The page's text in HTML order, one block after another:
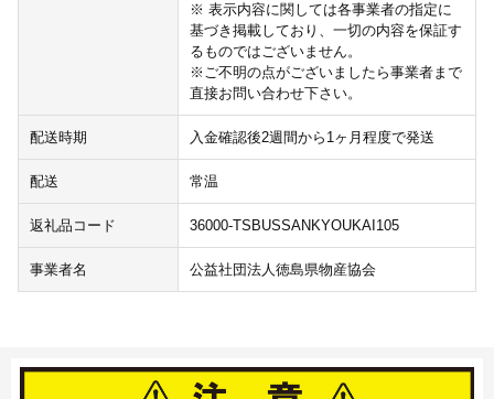
※ 表示内容に関しては各事業者の指定に
基づき掲載しており、一切の内容を保証す
るものではございません。
※ご不明の点がございましたら事業者まで
直接お問い合わせ下さい。
配送時期 入金確認後2週間から1ヶ月程度で発送
配送 常温
返礼品コード 36000-TSBUSSANKYOUKAI105
事業者名 公益社団法人徳島県物産協会